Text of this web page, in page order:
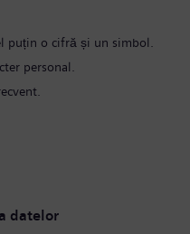
puțin o cifră și un simbol.
personal.
datelor